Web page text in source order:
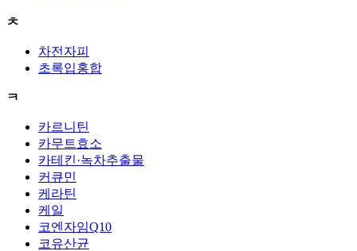
ㅊ
차전자피
초록입홍합
ㅋ
카르니틴
카무트효소
카테킨·녹차추출물
커큐민
케라틴
케일
코엔자임Q10
코유산균